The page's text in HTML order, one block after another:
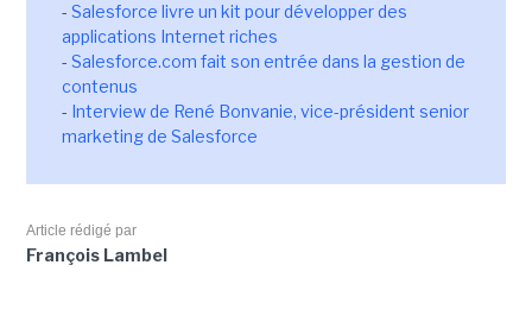
- Salesforce livre un kit pour développer des
applications Internet riches
- Salesforce.com fait son entrée dans la gestion de
contenus
- Interview de René Bonvanie, vice-président senior
marketing de Salesforce
Article rédigé par
François Lambel